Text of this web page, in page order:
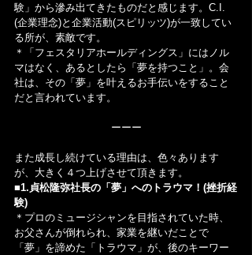
験」から滲み出てきたものだと感じます。C.I.
(企業理念)と企業活動(スピリッツ)が一致してい
る所が、素敵です。
＊「フェスタリアホールディングス」にはノル
マはなく、あるとしたら「夢を持つこと」。会
社は、その「夢」を叶えるお手伝いをすること
だと言われています。
ーーー
また成長し続けている理由は、色々あります
が、大きく４つ上げさせて頂きます。
■1.貞松隆弥社長の「夢」へのトラウマ！(挫折経
験)
＊プロのミュージシャンを目指されていた時、
お父さんが倒れられ、家業を継いだことで
「夢」を諦めた「トラウマ」が、後のキーワー